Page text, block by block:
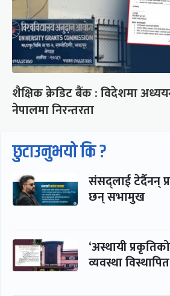
शैक्षिक क्रेडिट बैंक : विदेशमा
नेपालमा निरन्तरता
छुटाउनुभयो कि ?
संसद्लाई टेर्दैनन्
छन् सभामुख
‘अस्थायी
व्यवस्था